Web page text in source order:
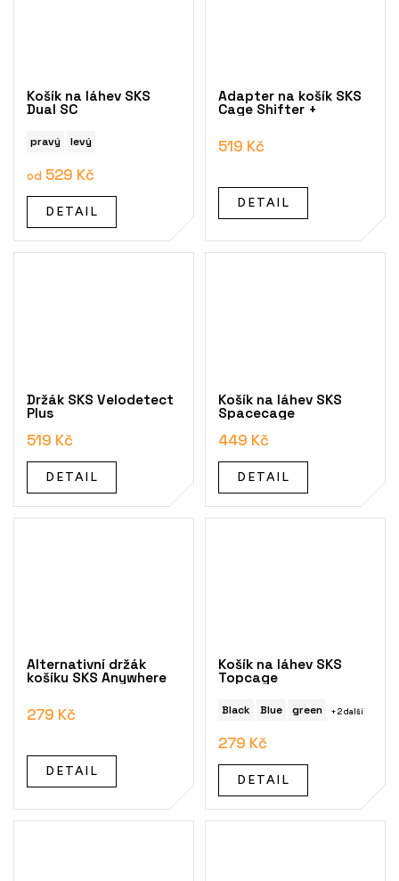
Košík na láhev SKS
Dual SC
pravý levý
od 529 Kč
DETAIL
Adapter na košík SKS
Cage Shifter +
519 Kč
DETAIL
Držák SKS Velodetect
Plus
519 Kč
DETAIL
Košík na láhev SKS
Spacecage
449 Kč
DETAIL
Alternativní držák
košíku SKS Anywhere
279 Kč
DETAIL
Košík na láhev SKS
Topcage
Black Blue green + 2 další
279 Kč
DETAIL